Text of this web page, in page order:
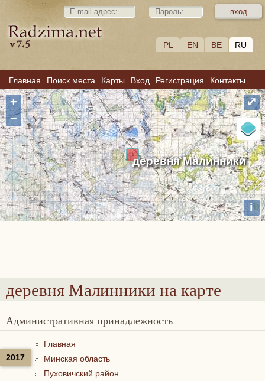
PL EN BE RU
Главная Поиск места Карты Вход Регистрация Контакты
деревня Малинники
+
−
i
⤢
деревня Малинники на карте
Административная принадлежность
2017
Главная
Минская область
Пуховичский район